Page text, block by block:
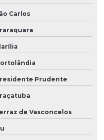
limpeza
obra
gerais
de limpeza
Carlos
Prudente
de Vasconcelos